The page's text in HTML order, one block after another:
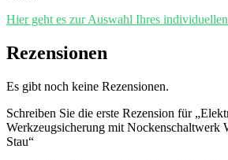
Hier geht es zur Auswahl Ihres
Rezensionen
Es gibt noch keine Rezensionen.
Schreiben Sie die erste Rezension für
Werkzeugsicherung mit Nockenschaltwerk
Stau“